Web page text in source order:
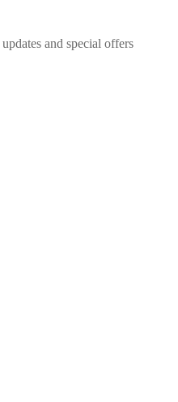
and special offers